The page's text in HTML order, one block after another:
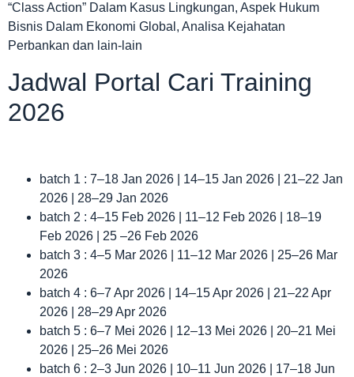
“Class Action” Dalam Kasus Lingkungan, Aspek Hukum
Bisnis Dalam Ekonomi Global, Analisa Kejahatan
Perbankan dan lain-lain
Jadwal Portal Cari Training
2026
batch 1 : 7–18 Jan 2026 | 14–15 Jan 2026 | 21–22 Jan
2026 | 28–29 Jan 2026
batch 2 : 4–15 Feb 2026 | 11–12 Feb 2026 | 18–19
Feb 2026 | 25 –26 Feb 2026
batch 3 : 4–5 Mar 2026 | 11–12 Mar 2026 | 25–26 Mar
2026
batch 4 : 6–7 Apr 2026 | 14–15 Apr 2026 | 21–22 Apr
2026 | 28–29 Apr 2026
batch 5 : 6–7 Mei 2026 | 12–13 Mei 2026 | 20–21 Mei
2026 | 25–26 Mei 2026
batch 6 : 2–3 Jun 2026 | 10–11 Jun 2026 | 17–18 Jun